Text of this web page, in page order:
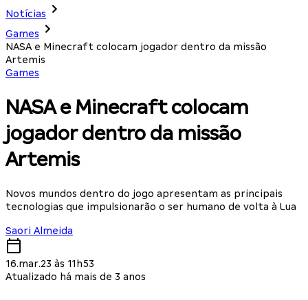
Notícias
Games
NASA e Minecraft colocam jogador dentro da missão
Artemis
Games
NASA e Minecraft colocam
jogador dentro da missão
Artemis
Novos mundos dentro do jogo apresentam as principais
tecnologias que impulsionarão o ser humano de volta à Lua
Saori Almeida
16.mar.23 às 11h53
Atualizado há mais de 3 anos